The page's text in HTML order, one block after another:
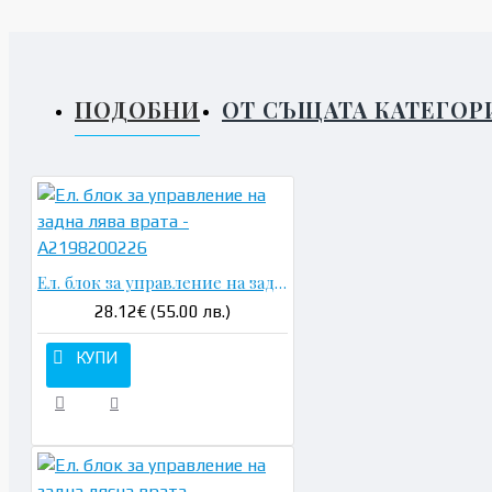
ПОДОБНИ ОТ СЪЩАТА
Ел. блок за управление на задна лява врата - A2198200226
28.12€ (55.00 лв.)
КУПИ